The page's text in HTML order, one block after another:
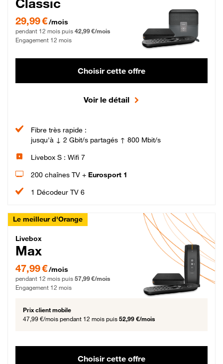
Classic
29,99 € par mois pendant 12 mois puis 42,99 € par mois, Engagement 12 mois
29,99 €/mois
pendant 12 mois puis 42,99 €/mois
Engagement 12 mois
Choisir cette offre
Voir le détail
Fibre très rapide :
jusqu'à ↓ 2 Gbit/s partagés ↑ 800 Mbit/s
Livebox S : Wifi 7
200 chaînes TV + Eurosport 1
1 Décodeur TV 6
Le meilleur d'Orange
Livebox Max Fibre
Livebox
Max
47,99 € par mois pendant 12 mois puis 57,99 € par mois, Engagement 12 mois
47,99 €/mois
pendant 12 mois puis 57,99 €/mois
Engagement 12 mois
Prix client mobile
47,99 €/mois pendant 12 mois puis 52,99 €/mois
Choisir cette offre